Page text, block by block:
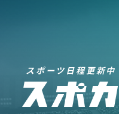
スポーツ日程更新中